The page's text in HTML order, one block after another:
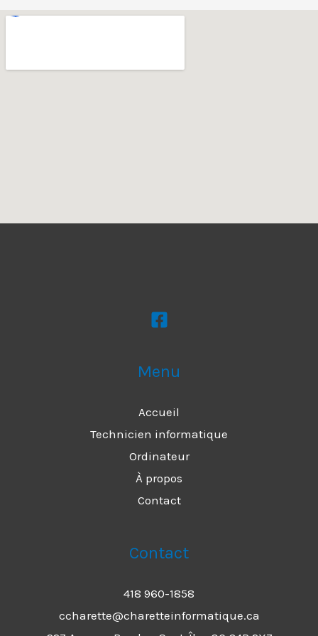
Menu
Accueil
Technicien informatique
Ordinateur
À propos
Contact
Contact
418 960-1858
ccharette@charetteinformatique.ca